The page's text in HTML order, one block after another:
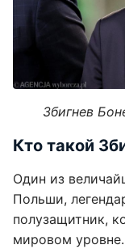
Збигнев
Кто такой
Один из
Польши,
полузащитник,
мировом уровне.